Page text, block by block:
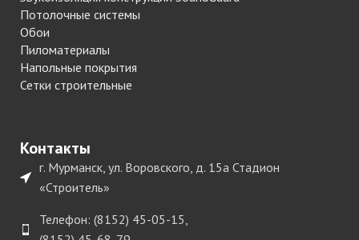
Потолочные системы
Обои
Пиломатериалы
Напольные покрытия
Сетки строительные
Контакты
г. Мурманск, ул. Воровского, д. 15а Стадион
«Строитель»
Телефон: (8152) 45-05-15,